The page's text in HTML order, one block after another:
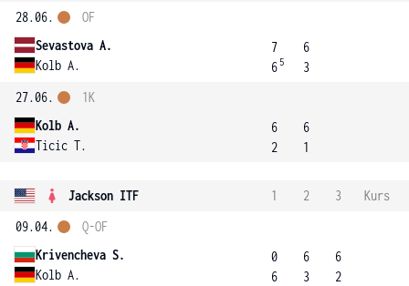
28.06.
Sevastova A.
Kolb A.
OF
7
6 5
6
3
27.06.
Kolb A.
Ticic T.
1K
6
2
6
1
Jackson ITF 1 2 3
Kurs
09.04.
Krivencheva S.
Kolb A.
Q-OF
0
6
6
3
6
2